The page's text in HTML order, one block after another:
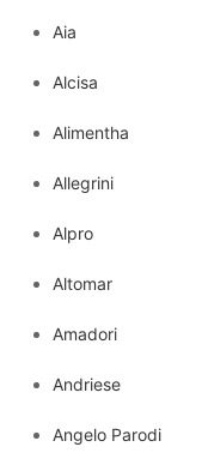
Aia
Alcisa
Alimentha
Allegrini
Alpro
Altomar
Amadori
Andriese
Angelo Parodi